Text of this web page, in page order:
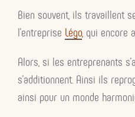
Bien souvent, ils travaillent
l’entreprise Légo, qui encore
Alors, si les entreprenants
s’additionnent. Ainsi ils
ainsi pour un monde